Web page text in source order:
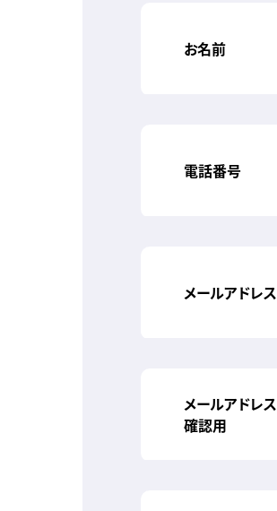
お名前
電話番号
メールアドレス
メールアドレス
確認用